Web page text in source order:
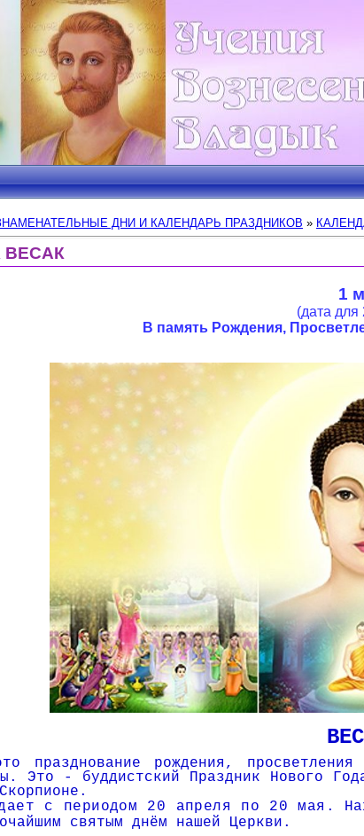
ДНИ И КАЛЕНДАРЬ ПРАЗДНИКОВ »
ВЕСАК
1
(дата для
В память Рождения,
празднование рождения,
Это - буддистский Праздник Нового
с периодом 20 апреля по 20 мая .
святым днём нашей Церкви.